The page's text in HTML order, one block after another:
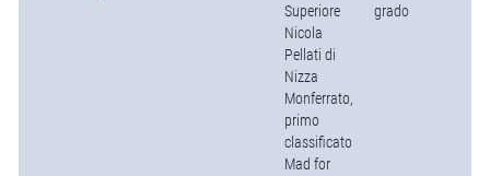
Superiore
Nicola
Pellati di
Nizza
Monferrato,
primo
classificato
Mad for
grado